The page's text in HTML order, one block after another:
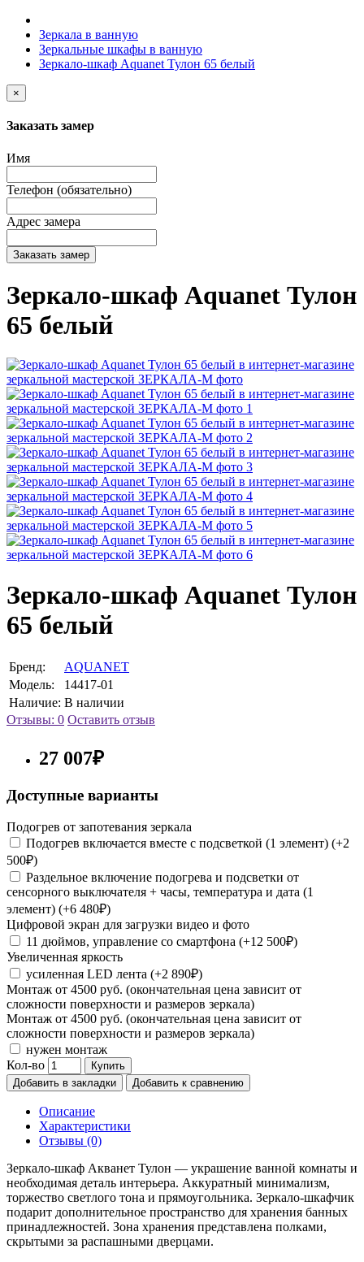
Зеркала в ванную
Зеркальные шкафы в ванную
Зеркало-шкаф Aquanet Тулон 65 белый
×
Заказать замер
Имя
Телефон (обязательно)
Адрес замера
Заказать замер
Зеркало-шкаф Aquanet Тулон
65 белый
Зеркало-шкаф Aquanet Тулон
65 белый
Бренд:
AQUANET
Модель:
14417-01
Наличие: В наличии
Отзывы: 0 Оставить отзыв
27 007₽
Доступные варианты
Подогрев от запотевания зеркала
Подогрев включается вместе с подсветкой (1 элемент) (+2
500₽)
Раздельное включение подогрева и подсветки от
сенсорного выключателя + часы, температура и дата (1
элемент) (+6 480₽)
Цифровой экран для загрузки видео и фото
11 дюймов, управление со смартфона (+12 500₽)
Увеличенная яркость
усиленная LED лента (+2 890₽)
Монтаж от 4500 руб. (окончательная цена зависит от
сложности поверхности и размеров зеркала)
Монтаж от 4500 руб. (окончательная цена зависит от
сложности поверхности и размеров зеркала)
нужен монтаж
Кол-во
Купить
Добавить в закладки
Добавить к сравнению
Описание
Характеристики
Отзывы (0)
Зеркало-шкаф Акванет Тулон — украшение ванной комнаты и
необходимая деталь интерьера. Аккуратный минимализм,
торжество светлого тона и прямоугольника. Зеркало-шкафчик
подарит дополнительное пространство для хранения банных
принадлежностей. Зона хранения представлена полками,
скрытыми за распашными дверцами.